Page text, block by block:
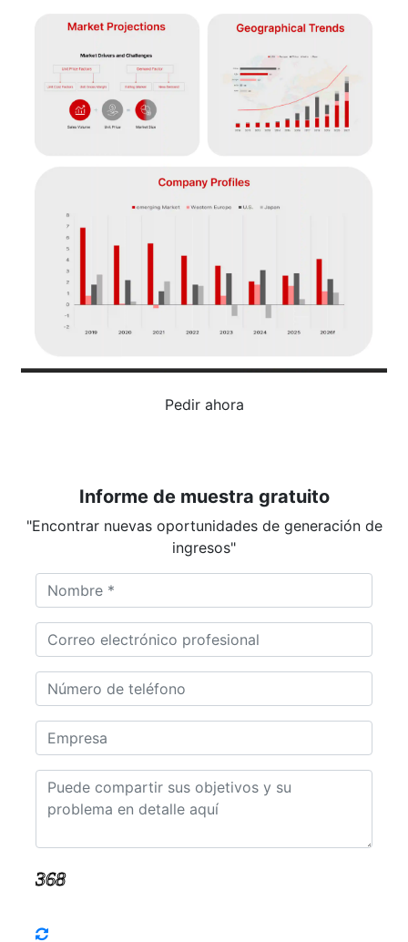
Pedir ahora
Informe de muestra gratuito
"Encontrar nuevas oportunidades de generación de
ingresos"